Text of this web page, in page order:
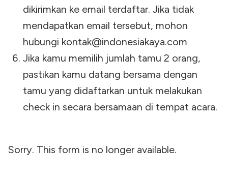
dikirimkan ke email terdaftar. Jika tidak
mendapatkan email tersebut, mohon
hubungi kontak@indonesiakaya.com
Jika kamu memilih jumlah tamu 2 orang,
pastikan kamu datang bersama dengan
tamu yang didaftarkan untuk melakukan
check in secara bersamaan di tempat acara.
Sorry. This form is no longer available.